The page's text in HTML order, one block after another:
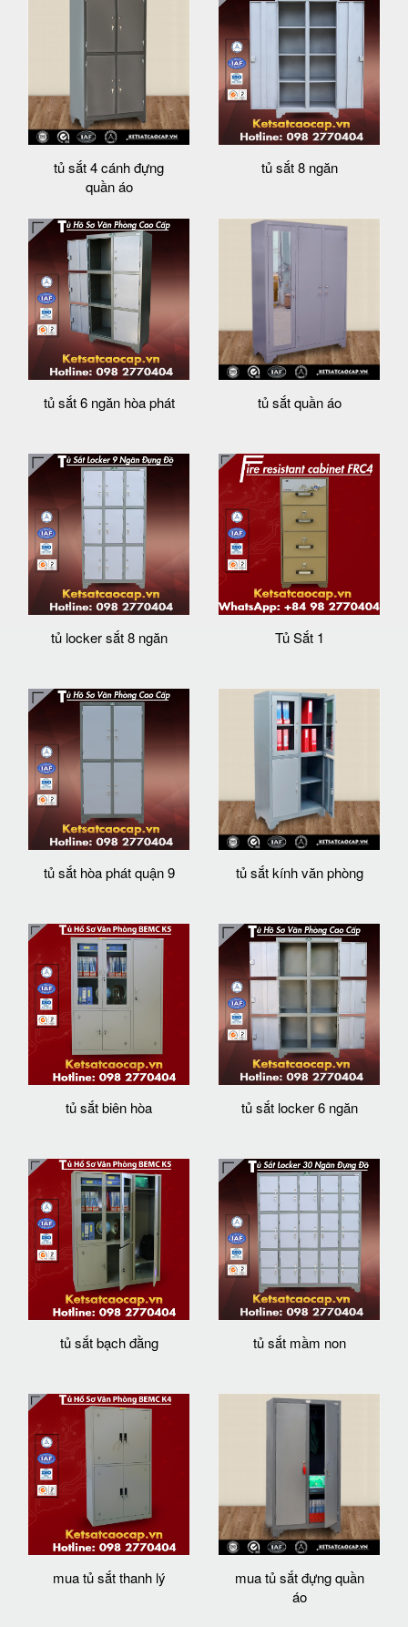
tủ sắt 4 cánh đựng
quần áo
tủ sắt 8 ngăn
tủ sắt 6 ngăn hòa phát tủ sắt quần áo
tủ locker sắt 8 ngăn Tủ Sắt 1
tủ sắt hòa phát quận 9 tủ sắt kính văn phòng
tủ sắt biên hòa tủ sắt locker 6 ngăn
tủ sắt bạch đằng tủ sắt mầm non
mua tủ sắt thanh lý
mua tủ sắt đựng quần
áo